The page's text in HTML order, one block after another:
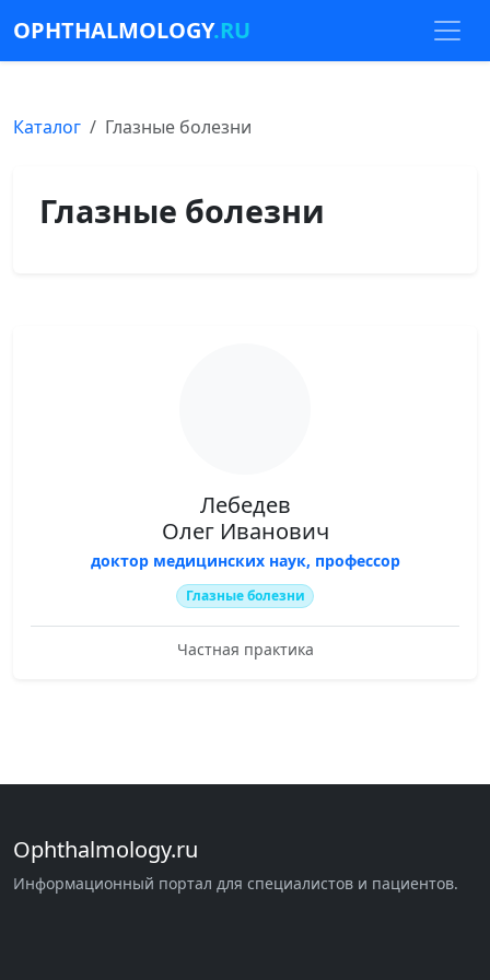
OPHTHALMOLOGY.RU
Каталог Глазные болезни
Глазные болезни
Лебедев
Олег Иванович
доктор медицинских наук, профессор
Глазные болезни
Частная практика
Ophthalmology.ru
Информационный портал для специалистов и пациентов.